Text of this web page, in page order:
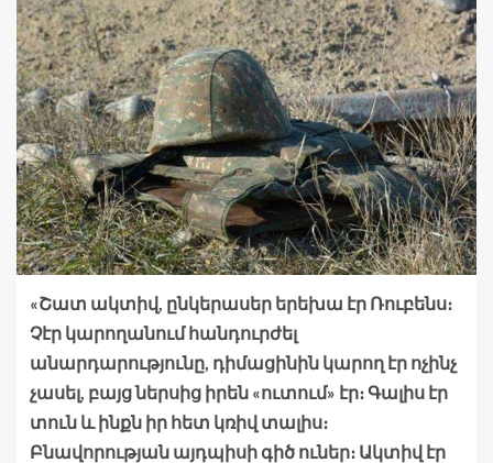
«Շատ ակտիվ, ընկերասեր երեխա էր Ռուբենս։
Չէր կարողանում հանդուրժել
անարդարությունը, դիմացինին կարող էր ոչինչ
չասել, բայց ներսից իրեն «ուտում» էր։ Գալիս էր
տուն և ինքն իր հետ կռիվ տալիս։
Բնավորության այդպիսի գիծ ուներ։ Ակտիվ էր